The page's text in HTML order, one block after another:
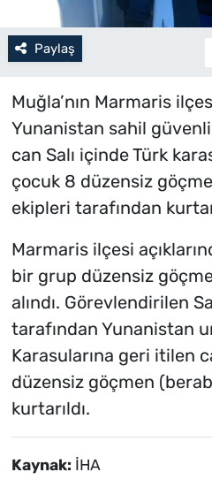
Paylaş
Muğla’nın Marmaris
Yunanistan sahil
can Salı içinde Türk
çocuk 8 düzensiz
ekipleri tarafından
Marmaris ilçesi
bir grup düzensiz
alındı. Görevlendirilen
tarafından Yunanistan
Karasularına geri itilen
düzensiz göçmen
kurtarıldı.
Kaynak: İHA